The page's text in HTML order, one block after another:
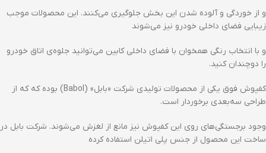
و از خوردگی و آلوده شدن این بخش جلوگیری می‌کنند. این محصولات موجب
زیبایی فضای داخلی خودرو نیز می‌شوند
و با انتخاب رنگی همخوان با فضای داخلی کابین می‌توانید جلوه‌ی اتاق خودرو
را دوچندان کنید.
کفپوش فوق یکی از محصولات تولیدی شرکت «بابل» (Babol) بوده که که از
طراحی سه‌بعدی برخوردار است.
وجود برجستگی‌های روی این کفپوش نیز مانع از لغزش می‌شوند. شرکت بابل در
ساخت این محصول از جنس پلی اتیلن استفاده کرده